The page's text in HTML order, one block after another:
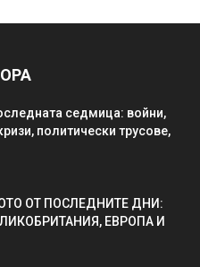
седмица: войни,
политически трусове,
ОТ ПОСЛЕДНИТЕ ДНИ:
ЕВРОПА И